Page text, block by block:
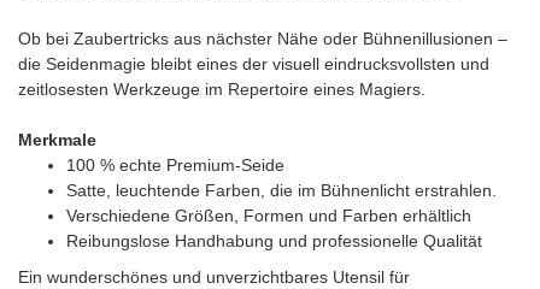
Ob bei Zaubertricks aus nächster Nähe oder Bühnenillusionen –
die Seidenmagie bleibt eines der visuell eindrucksvollsten und
zeitlosesten Werkzeuge im Repertoire eines Magiers.
Merkmale
100 % echte Premium-Seide
Satte, leuchtende Farben, die im Bühnenlicht erstrahlen.
Verschiedene Größen, Formen und Farben erhältlich
Reibungslose Handhabung und professionelle Qualität
Ein wunderschönes und unverzichtbares Utensil für